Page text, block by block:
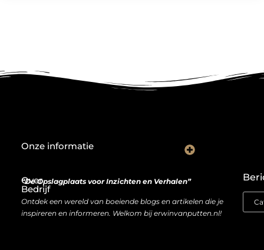
Over
Bedrijf
“De Opslagplaats voor Inzichten en Verhalen”
Ontdek een wereld van boeiende blogs en artikelen die je
inspireren en informeren. Welkom bij erwinvanputten.nl!
Onze informatie